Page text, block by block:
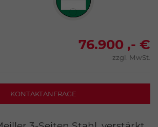
76.900 ,- €
zzgl. MwSt.
KONTAKTANFRAGE